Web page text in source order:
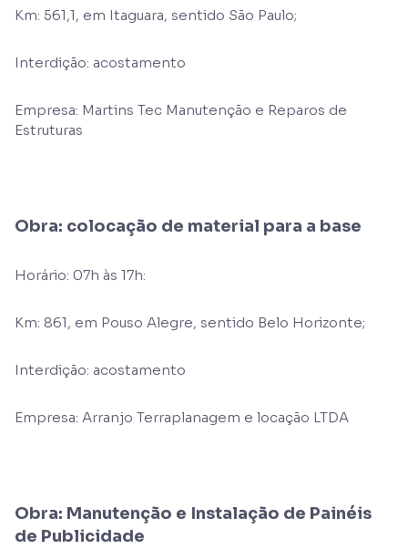
Km: 561,1, em Itaguara, sentido São Paulo;
Interdição: acostamento
Empresa: Martins Tec Manutenção e Reparos de
Estruturas
Obra: colocação de material para a base
Horário: 07h às 17h:
Km: 861, em Pouso Alegre, sentido Belo Horizonte;
Interdição: acostamento
Empresa: Arranjo Terraplanagem e locação LTDA
Obra: Manutenção e Instalação de Painéis
de Publicidade